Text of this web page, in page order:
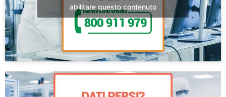
abilitare questo contenuto